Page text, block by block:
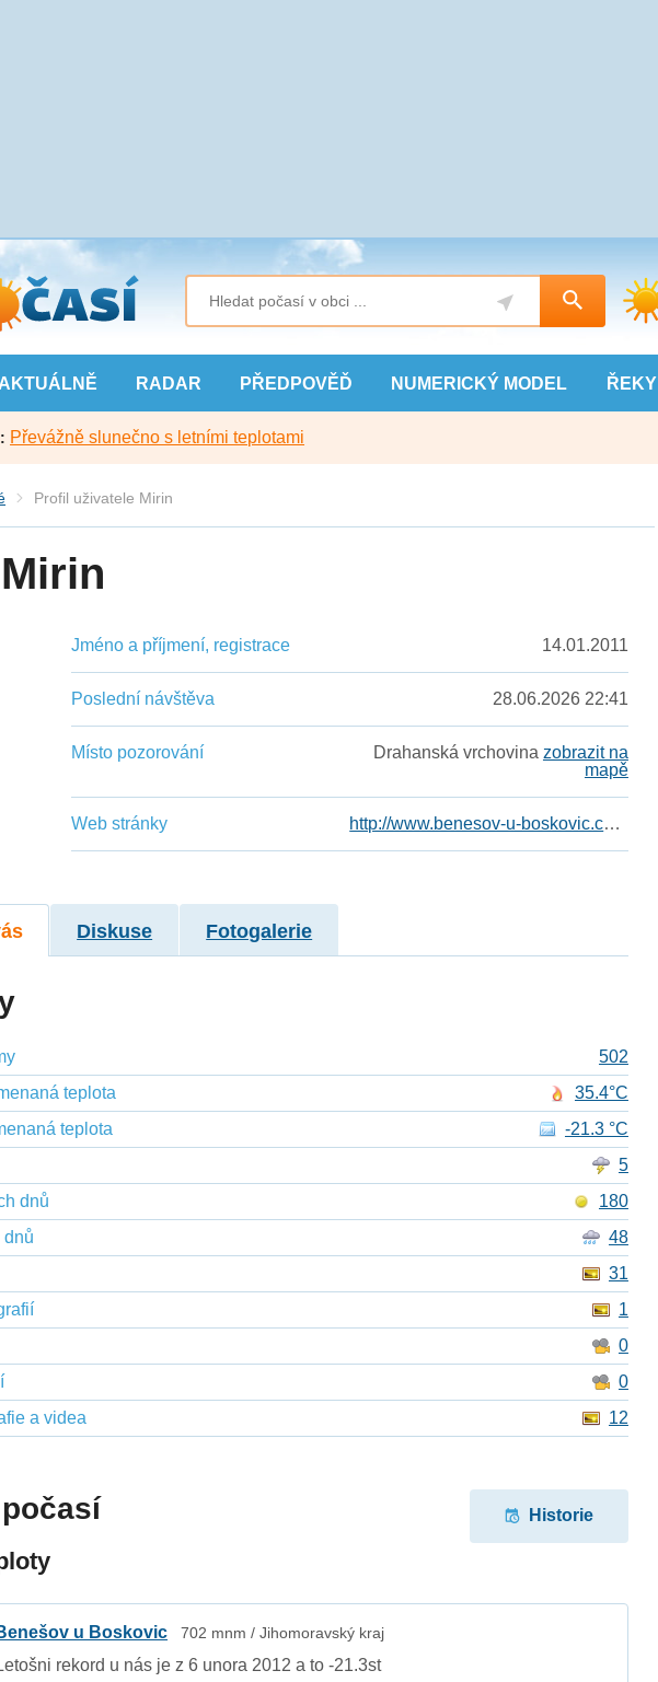
AKTUÁLNĚ RADAR PŘEDPOVĚĎ NUMERICKÝ MODEL ŘEKY
Převážně slunečno s letními teplotami
Profil uživatele Mirin
Jméno a příjmení, registrace 14.01.2011
Poslední návštěva 28.06.2026 22:41
Místo pozorování Drahanská vrchovina zobrazit na
mapě
Web stránky http://www.benesov-u-boskovic.cz/cz/
Diskuse Fotogalerie
502
teplota
35.4°C
teplota
-21.3 °C
5
dnů
180
dnů
48
31
1
0
0
a videa
12
Historie
u Boskovic 702 mnm / Jihomoravský kraj
rekord u nás je z 6 unora 2012 a to -21.3st